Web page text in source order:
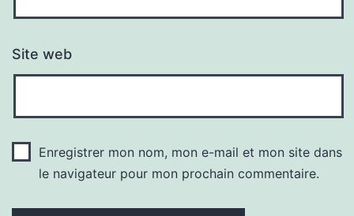
Site web
Enregistrer mon nom, mon e-mail et mon site dans
le navigateur pour mon prochain commentaire.